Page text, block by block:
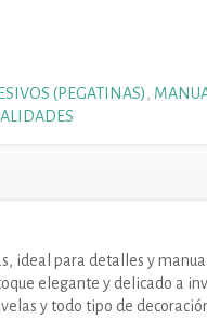
(PEGATINAS)
ideal para detalles y
elegante y delicado a
y todo tipo de